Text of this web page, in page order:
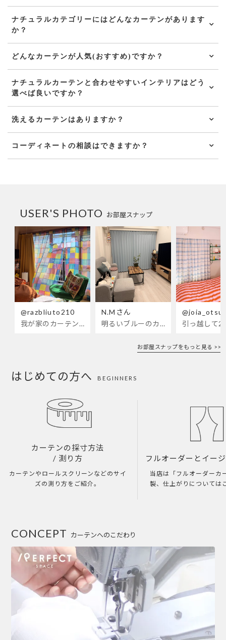
ナチュラルカテゴリーにはどんなカーテンがあります
か？
どんなカーテンが人気(おすすめ)ですか？
ナチュラルカーテンと合わせやすいインテリアはどう
選べば良いですか？
洗えるカーテンはありますか？
コーディネートの相談はできますか？
お部屋スナップ
USER'S PHOTO
@razbliuto210
我が家のカーテンが新しくなりました🌼早起きが超絶苦手な私が、思わず朝カーテンを開けて光合成するようになったステンドグラスカーテン…！
N.Mさん
明るいブルーのカーテンで、部屋全体が明るく。白を基調とした部屋にぴったりです。
お部屋スナップをもっと見る >>
はじめての方へ BEGINNERS
カーテンの採寸方法
/ 測り方
カーテンやロールスクリーンなどのサイ
ズの測り方をご紹介。
フルオーダーとイー
当店は「フルオーダーカ
製、仕上がりについては
カーテンへのこだわり
CONCEPT